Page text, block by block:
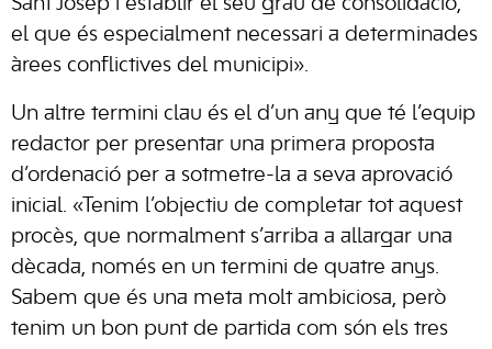
Sant Josep i establir el seu grau de consolidació,
el que és especialment necessari a determinades
àrees conflictives del municipi».
Un altre termini clau és el d’un any que té l’equip
redactor per presentar una primera proposta
d’ordenació per a sotmetre-la a seva aprovació
inicial. «Tenim l’objectiu de completar tot aquest
procès, que normalment s’arriba a allargar una
dècada, només en un termini de quatre anys.
Sabem que és una meta molt ambiciosa, però
tenim un bon punt de partida com són els tres